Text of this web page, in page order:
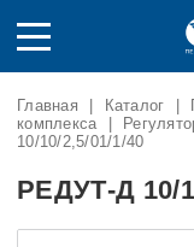
Главная Каталог
комплекса
10/10/2,5/01/1/40
РЕДУТ-Д 10/